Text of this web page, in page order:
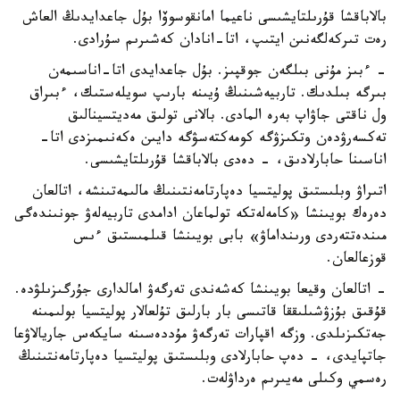
بالاباقشا قۇرىلتايشىسى ناعيما امانقوسوۆا بۇل جاعدايدىڭ العاش
رەت تىركەلگەنىن ايتىپ، اتا-انادان كەشىرىم سۇرادى.
- ءبىز مۇنى بىلگەن جوقپىز. بۇل جاعدايدى اتا-اناسىمەن
بىرگە بىلدىك. تاربيەشىنىڭ ۇيىنە بارىپ سويلەستىك، ءبىراق
ول ناقتى جاۋاپ بەرە المادى. بالانى تولىق مەديتسينالىق
تەكسەرۋدەن وتكىزۋگە كومەكتەسۋگە دايىن ەكەنىمىزدى اتا-
اناسىنا حابارلادىق، - دەدى بالاباقشا قۇرىلتايشىسى.
اتىراۋ وبلىستىق پوليتسيا دەپارتامەنتىنىڭ مالىمەتىنشە، اتالعان
دەرەك بويىنشا «كامەلەتكە تولماعان ادامدى تاربيەلەۋ جونىندەگى
مىندەتتەردى ورىنداماۋ» بابى بويىنشا قىلمىستىق ءىس
قوزعالعان.
- اتالعان وقيعا بويىنشا كەشەندى تەرگەۋ امالدارى جۇرگىزىلۋدە.
قۇقىق بۇزۋشىلىققا قاتىسى بار بارلىق تۇلعالار پوليتسيا بولىمىنە
جەتكىزىلدى. وزگە اقپارات تەرگەۋ مۇددەسىنە سايكەس جاريالاۋعا
جاتپايدى، - دەپ حابارلادى وبلىستىق پوليتسيا دەپارتامەنتىنىڭ
رەسمي وكىلى مەيىرىم ەرداۋلەت.